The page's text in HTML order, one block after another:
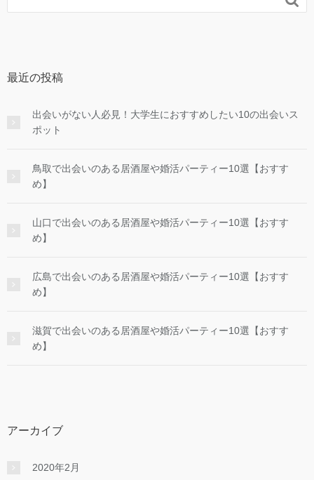
最近の投稿
出会いがない人必見！大学生におすすめしたい10の出会いス
ポット
鳥取で出会いのある居酒屋や婚活パーティー10選【おすす
め】
山口で出会いのある居酒屋や婚活パーティー10選【おすす
め】
広島で出会いのある居酒屋や婚活パーティー10選【おすす
め】
滋賀で出会いのある居酒屋や婚活パーティー10選【おすす
め】
アーカイブ
2020年2月